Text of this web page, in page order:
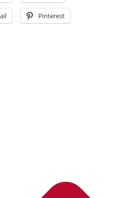
Pinterest